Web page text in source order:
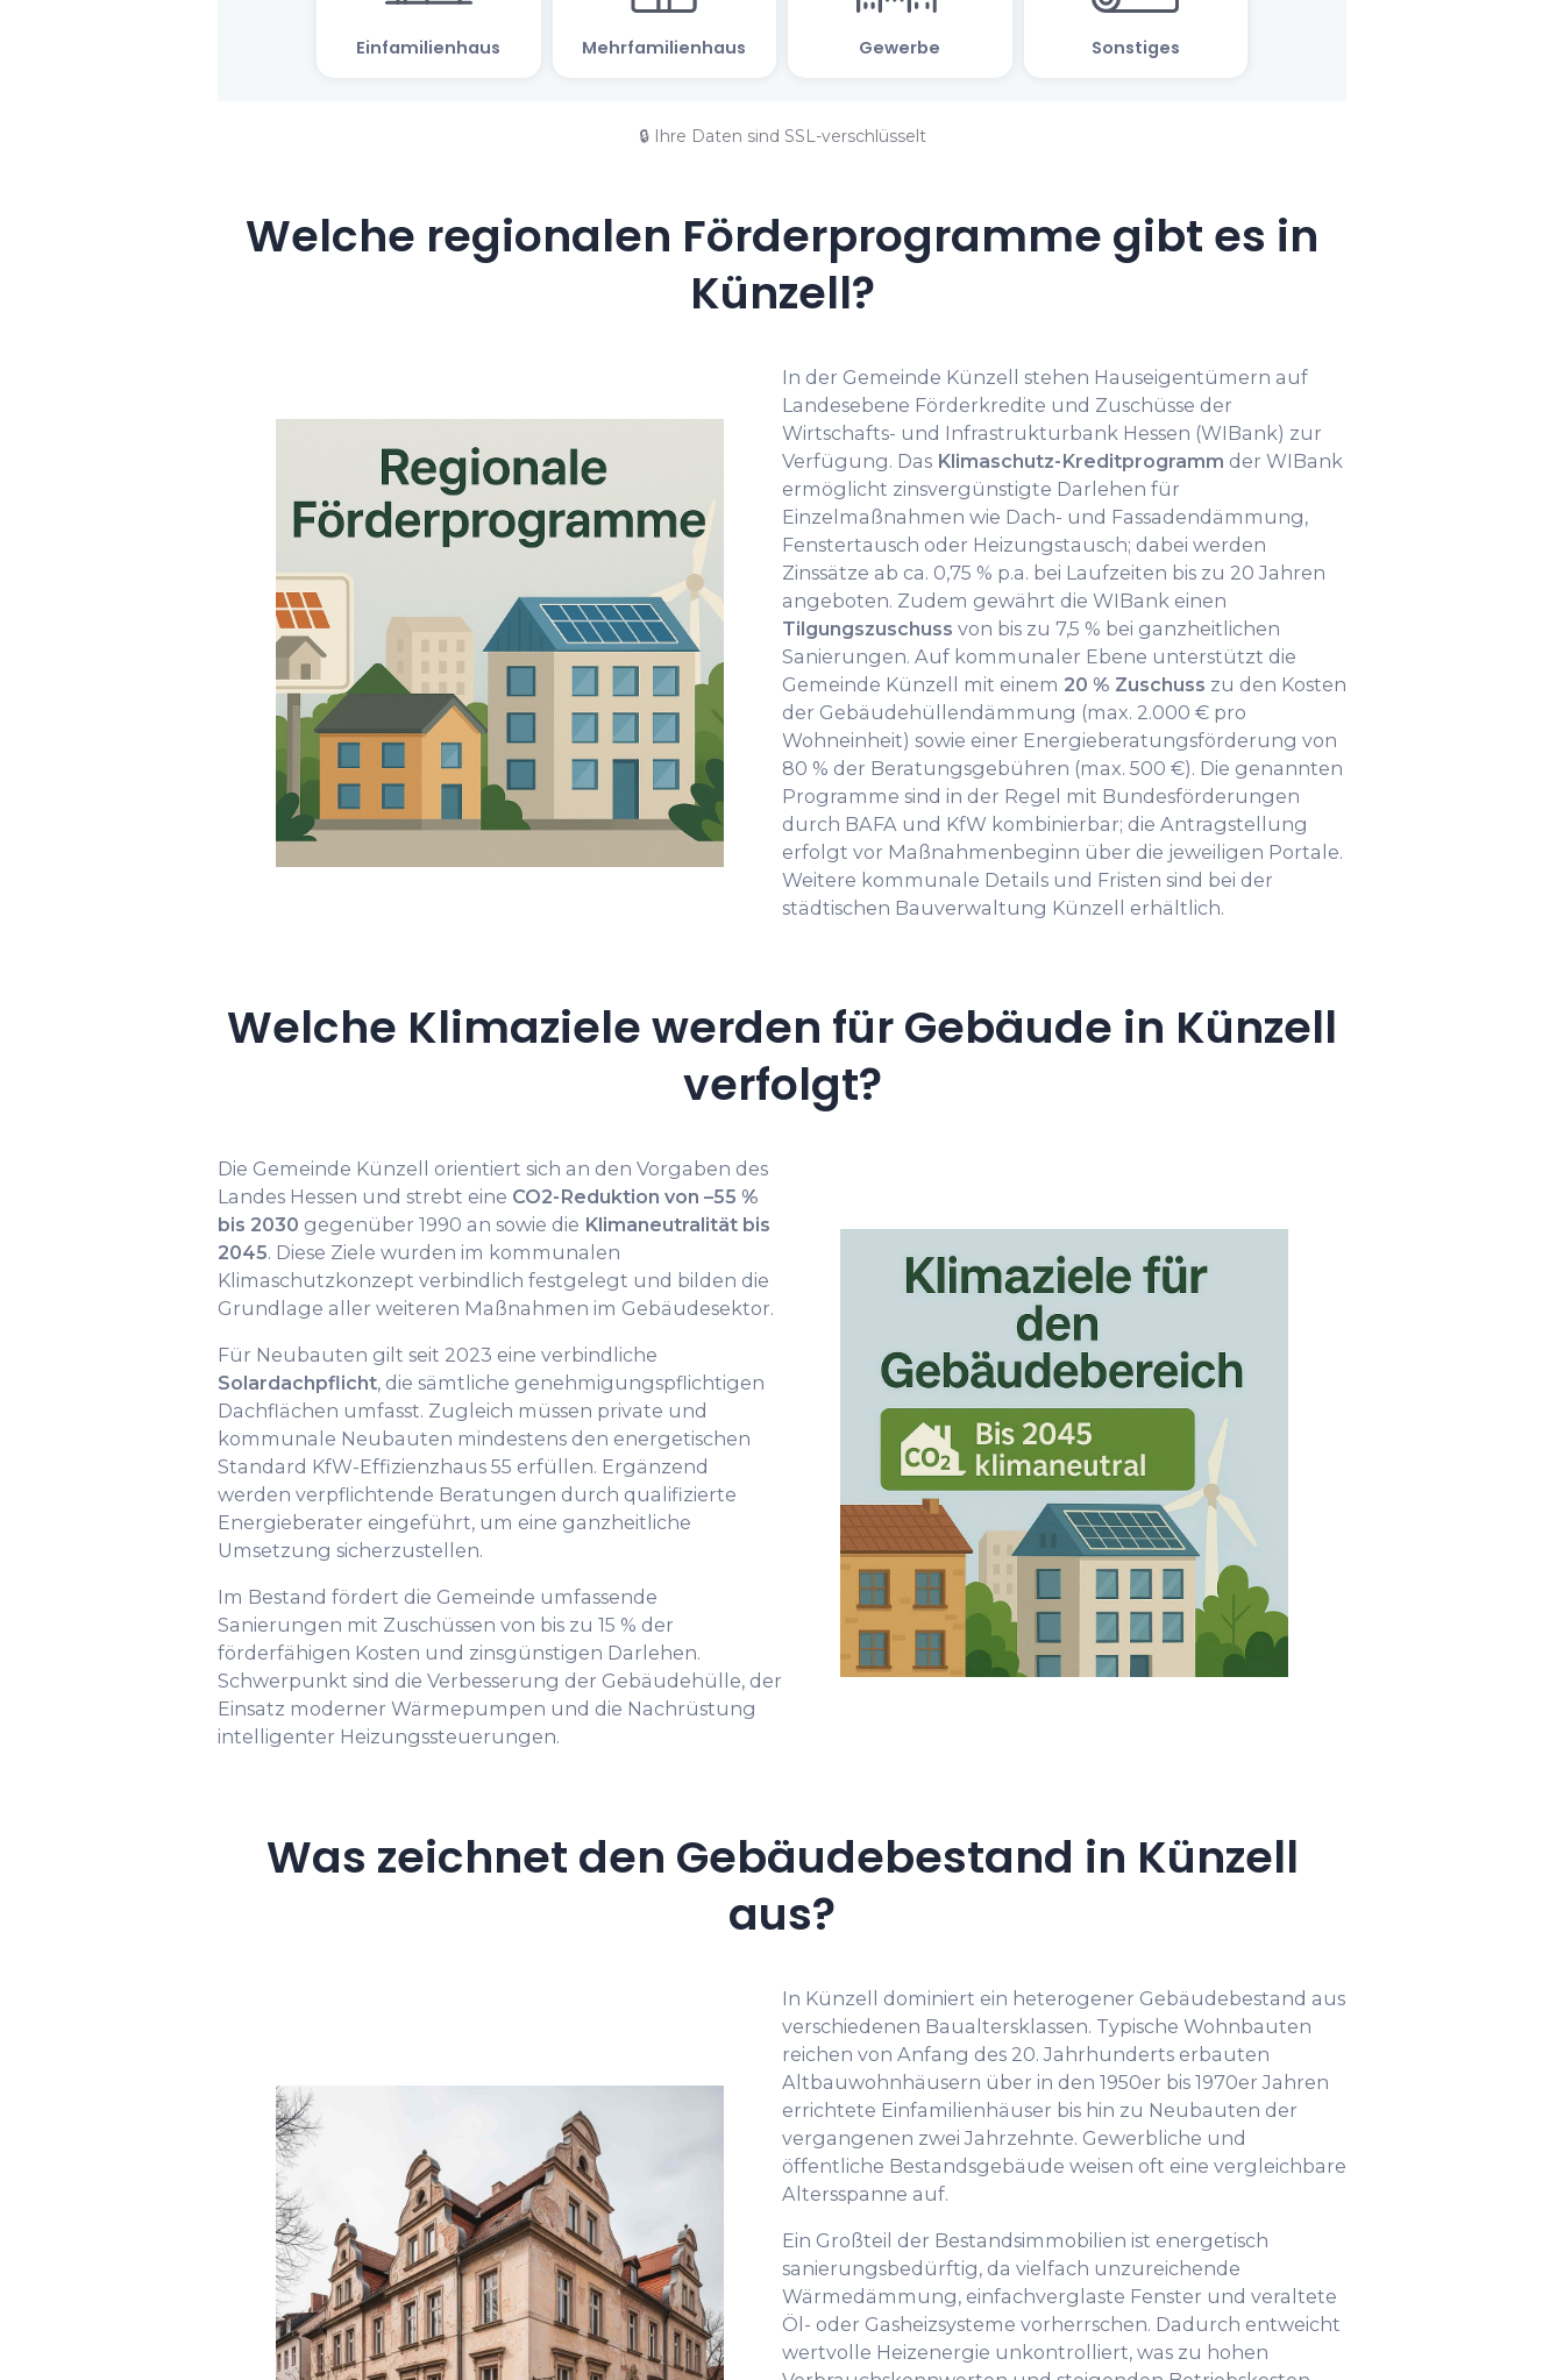
🔒 Ihre Daten sind SSL-verschlüsselt
Welche regionalen Förderprogramme gibt es in
Künzell?
In der Gemeinde Künzell stehen Hauseigentümern auf
Landesebene Förderkredite und Zuschüsse der
Wirtschafts- und Infrastrukturbank Hessen (WIBank) zur
Verfügung. Das Klimaschutz-Kreditprogramm der WIBank
ermöglicht zinsvergünstigte Darlehen für
Einzelmaßnahmen wie Dach- und Fassadendämmung,
Fenstertausch oder Heizungstausch; dabei werden
Zinssätze ab ca. 0,75 % p.a. bei Laufzeiten bis zu 20 Jahren
angeboten. Zudem gewährt die WIBank einen
Tilgungszuschuss von bis zu 7,5 % bei ganzheitlichen
Sanierungen. Auf kommunaler Ebene unterstützt die
Gemeinde Künzell mit einem 20 % Zuschuss zu den Kosten
der Gebäudehüllendämmung (max. 2.000 € pro
Wohneinheit) sowie einer Energieberatungsförderung von
80 % der Beratungsgebühren (max. 500 €). Die genannten
Programme sind in der Regel mit Bundesförderungen
durch BAFA und KfW kombinierbar; die Antragstellung
erfolgt vor Maßnahmenbeginn über die jeweiligen Portale.
Weitere kommunale Details und Fristen sind bei der
städtischen Bauverwaltung Künzell erhältlich.
Welche Klimaziele werden für Gebäude in Künzell
verfolgt?
Die Gemeinde Künzell orientiert sich an den Vorgaben des
Landes Hessen und strebt eine CO2-Reduktion von –55 %
bis 2030 gegenüber 1990 an sowie die Klimaneutralität bis
2045. Diese Ziele wurden im kommunalen
Klimaschutzkonzept verbindlich festgelegt und bilden die
Grundlage aller weiteren Maßnahmen im Gebäudesektor.
Für Neubauten gilt seit 2023 eine verbindliche
Solardachpflicht, die sämtliche genehmigungspflichtigen
Dachflächen umfasst. Zugleich müssen private und
kommunale Neubauten mindestens den energetischen
Standard KfW-Effizienzhaus 55 erfüllen. Ergänzend
werden verpflichtende Beratungen durch qualifizierte
Energieberater eingeführt, um eine ganzheitliche
Umsetzung sicherzustellen.
Im Bestand fördert die Gemeinde umfassende
Sanierungen mit Zuschüssen von bis zu 15 % der
förderfähigen Kosten und zinsgünstigen Darlehen.
Schwerpunkt sind die Verbesserung der Gebäudehülle, der
Einsatz moderner Wärmepumpen und die Nachrüstung
intelligenter Heizungssteuerungen.
Was zeichnet den Gebäudebestand in Künzell
aus?
In Künzell dominiert ein heterogener Gebäudebestand aus
verschiedenen Baualtersklassen. Typische Wohnbauten
reichen von Anfang des 20. Jahrhunderts erbauten
Altbauwohnhäusern über in den 1950er bis 1970er Jahren
errichtete Einfamilienhäuser bis hin zu Neubauten der
vergangenen zwei Jahrzehnte. Gewerbliche und
öffentliche Bestandsgebäude weisen oft eine vergleichbare
Altersspanne auf.
Ein Großteil der Bestandsimmobilien ist energetisch
sanierungsbedürftig, da vielfach unzureichende
Wärmedämmung, einfachverglaste Fenster und veraltete
Öl- oder Gasheizsysteme vorherrschen. Dadurch entweicht
wertvolle Heizenergie unkontrolliert, was zu hohen